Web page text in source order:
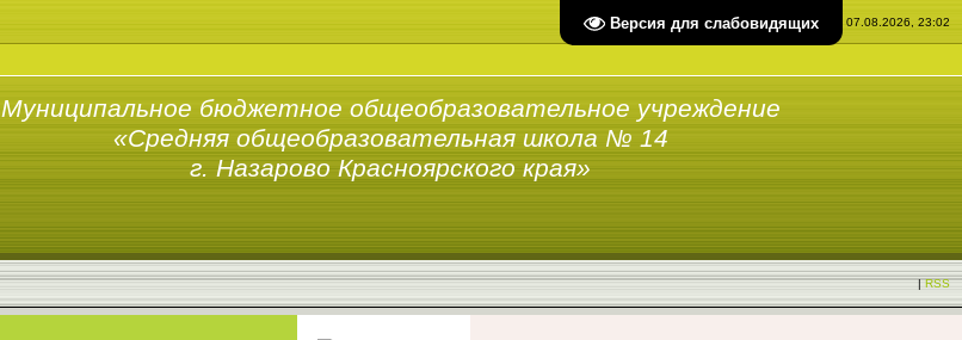
Версия для слабовидящихПятница, 07.08.2026, 23:02
Муниципальное бюджетное общеобразовательное учреждение
«Средняя общеобразовательная школа № 14
г. Назарово Красноярского края»
|RSS